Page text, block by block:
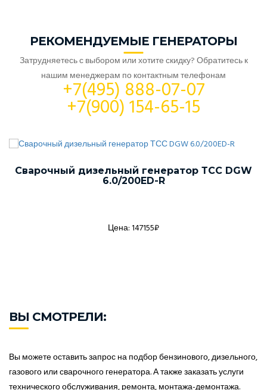
РЕКОМЕНДУЕМЫЕ ГЕНЕРАТОРЫ
Затрудняетесь с выбором или хотите скидку? Обратитесь к
нашим менеджерам по контактным телефонам
+7(495) 888-07-07
+7(900) 154-65-15
Сварочный дизельный генератор ТСС DGW
6.0/200ED-R
Цена: 147155₽
ВЫ СМОТРЕЛИ:
Вы можете оставить запрос на подбор бензинового, дизельного,
газового или сварочного генератора. А также заказать услуги